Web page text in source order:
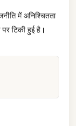
में अनिश्चितता
टिकी हुई है।